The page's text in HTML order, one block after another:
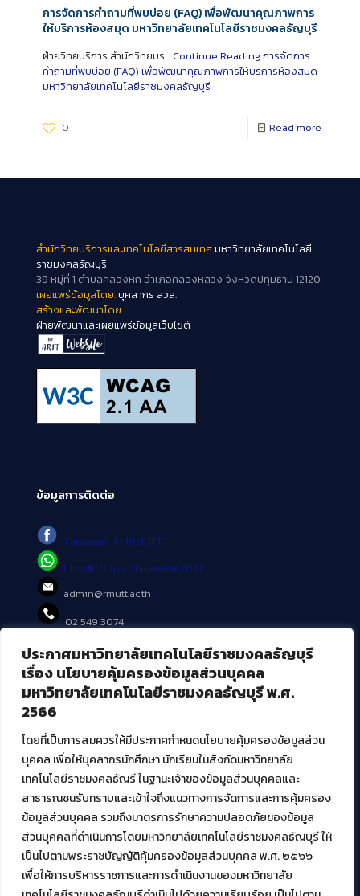
ประกาศมหาวิทยาลัยเทคโนโลยีราชมงคลธัญบุรี
เรื่อง นโยบายคุ้มครองข้อมูลส่วนบุคคล
มหาวิทยาลัยเทคโนโลยีราชมงคลธัญบุรี พ.ศ.
2566
โดยที่เป็นการสมควรให้มีประกาศกำหนดนโยบายคุ้มครองข้อมูลส่วน
บุคคล เพื่อให้บุคลากรนักศึกษา นักเรียนในสังกัดมหาวิทยาลัย
เทคโนโลยีราชมงคลธัญรี ในฐานะเจ้าของข้อมูลส่วนบุคคลและ
สาธารณชนรับทราบและเข้าใจถึงแนวทางการจัดการและการคุ้มครอง
ข้อมูลส่วนบุคคล รวมถึงมาตรการรักษาความปลอดภัยของข้อมูล
ส่วนบุคคลที่ดำเนินการโดยมหาวิทยาลัยเทคโนโลยีราชมงคลธัญบุรี ให้
เป็นไปตามพระราชบัญญัติคุ้มครองข้อมูลส่วนบุคคล พ.ศ. ๒๕๖๖
เพื่อให้การบริหารราชการและการดำเนินงานของมหาวิทยาลัย
การจัดการคำถามที่พบบ่อย (FAQ) เพื่อพัฒนาคุณภาพการ
ให้บริการห้องสมุด มหาวิทยาลัยเทคโนโลยีราชมงคลธัญบุรี
ฝ่ายวิทยบริการ สำนักวิทยบร… Continue Readingการจัดการ
คำถามที่พบบ่อย (FAQ) เพื่อพัฒนาคุณภาพการให้บริการห้องสมุด
มหาวิทยาลัยเทคโนโลยีราชมงคลธัญบุรี
0 Read more
สำนักวิทยบริการและเทคโนโลยีสารสนเทศมหาวิทยาลัยเทคโนโลยี
ราชมงคลธัญบุรี
39 หมู่ที่ 1 ตำบลคลองหก อำเภอคลองหลวง จังหวัดปทุมธานี 12120
เผยแพร่ข้อมูลโดย.บุคลากร สวส.
สร้างและพัฒนาโดย.
ฝ่ายพัฒนาและเผยแพร่ข้อมูลเว็บไซต์
ข้อมูลการติดต่อ
Fanpage : AritRMUTT
Line@ : https://lin.ee/tXe209C
admin@rmutt.ac.th
02 549 3074
บริการอื่นๆ ของ สวส.
ศูนย์สื่อดิจิทัล
ศูนย์นวัตกรรมและความรู้
สมัยใหม่ (MoSeC)
งานบริการวิชาการให้กับหน่วยงานภายนอก
โครงการส่งเสริมและพัฒนาผู้ประกอบการ SME โดย. มทร.ธัญบุรี
กิจกรรมการเชื่อมโยงเครือข่ายผู้ให้บริการเครื่องจักรกลทางการ
เกษตร ภายใต้โครงการส่งเสริมการรแปรรูปสินค้าเกษตรระดับชุมชน
กรมส่งเสริมอุตสาหกรรม